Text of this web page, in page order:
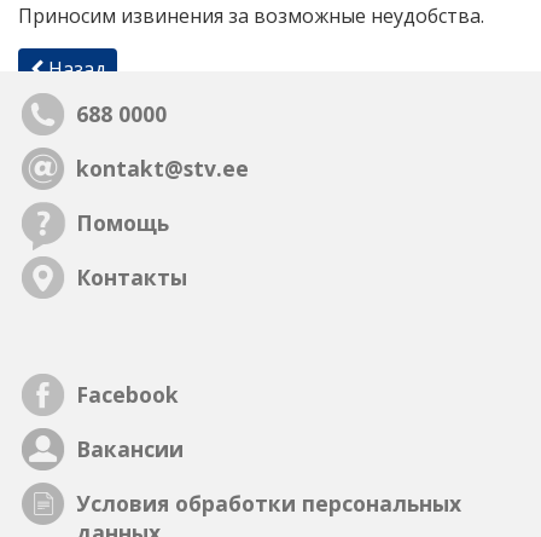
Приносим извинения за возможные неудобства.
Назад
688 0000
kontakt@stv.ee
Помощь
Контакты
Facebook
Вакансии
Условия обработки персональных